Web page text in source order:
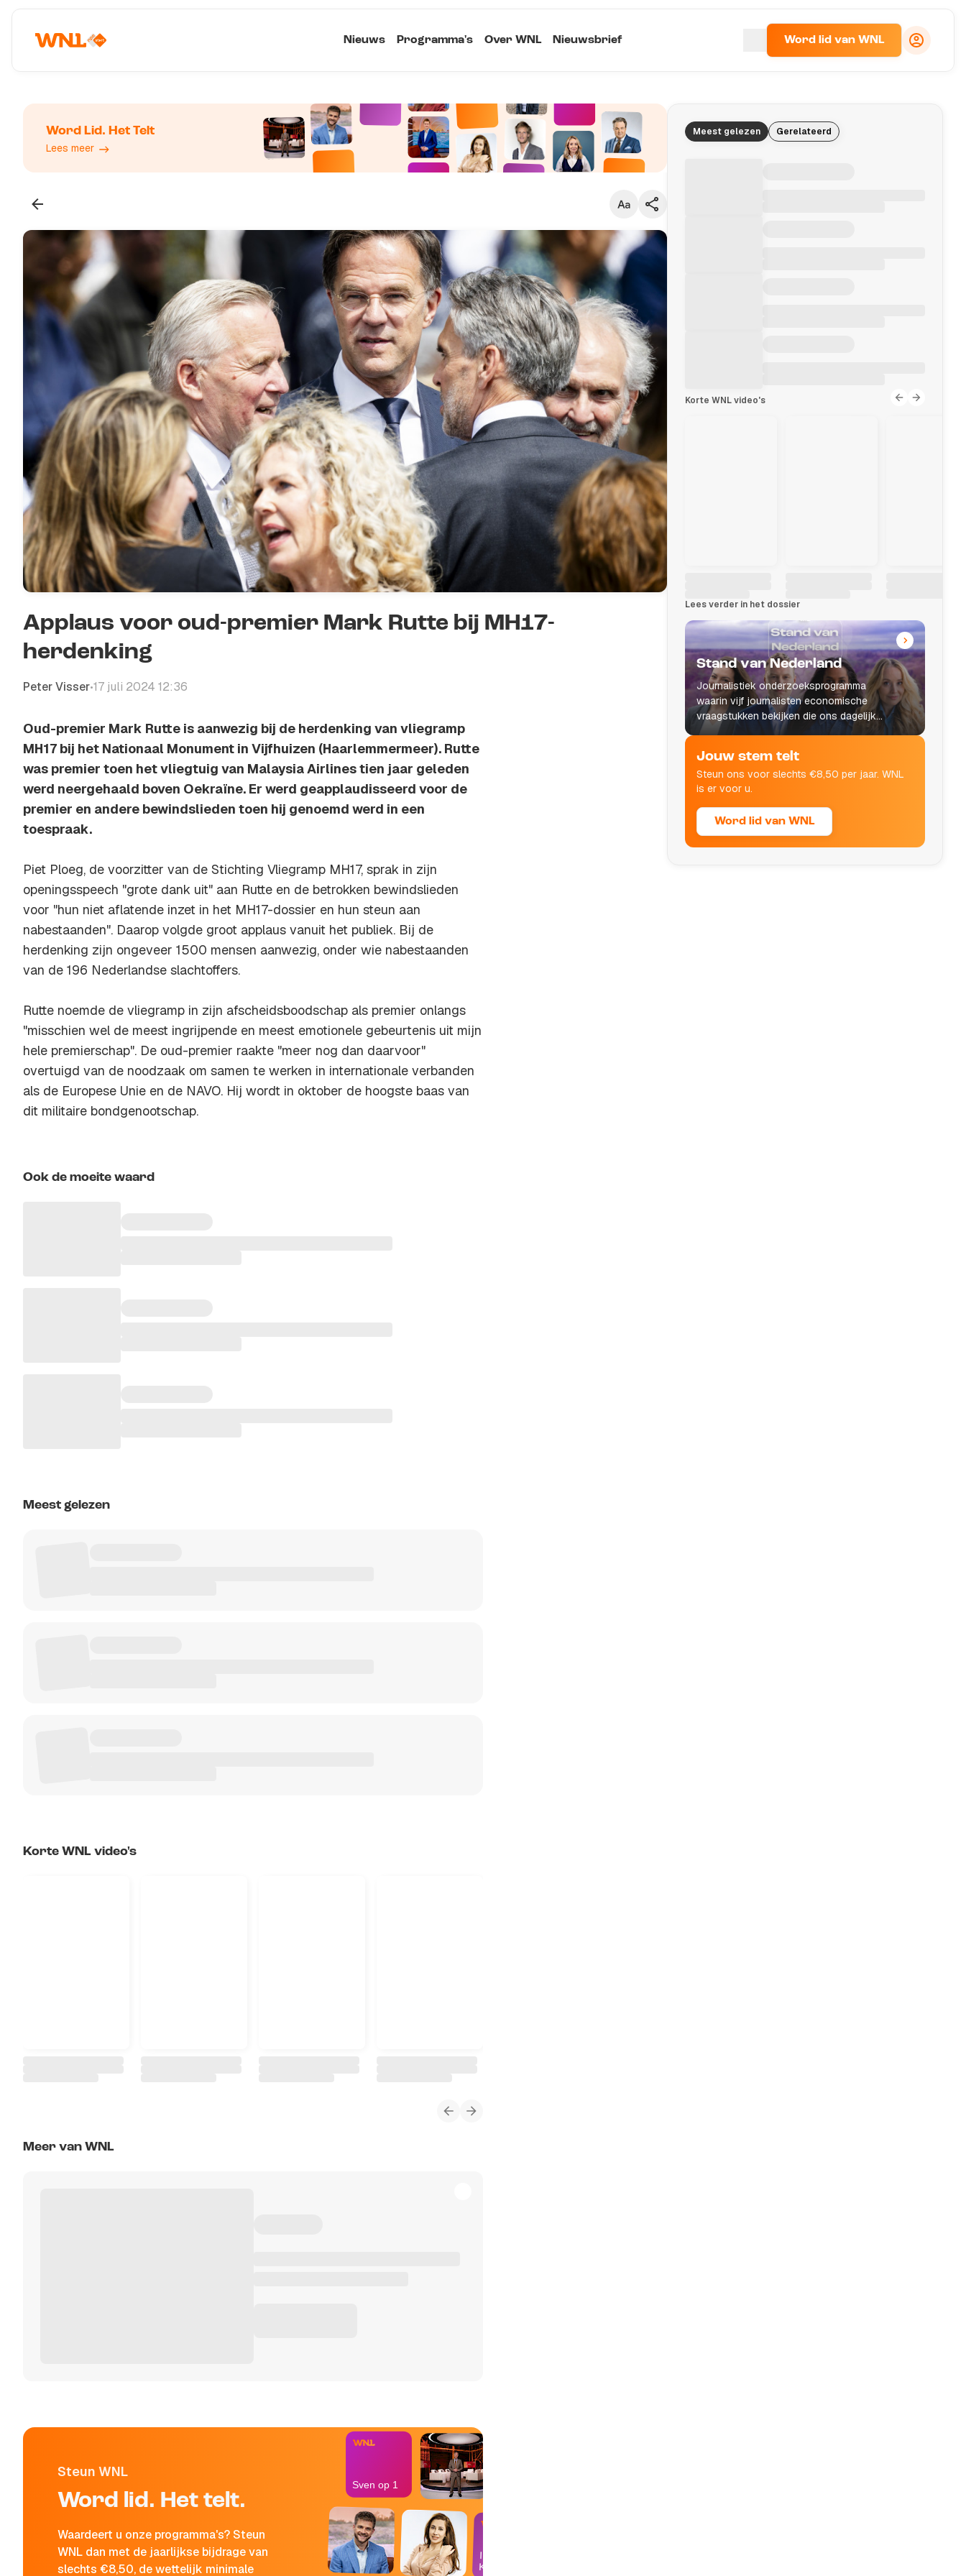
Nieuws Programma's Over WNL Nieuwsbrief Word lid van WNL
Word Lid. Het Telt
Lees meer
Klein
Standaard
Groot
Kopieer link
Applaus voor oud-premier Mark Rutte bij MH17-
herdenking
Peter Visser•17 juli 2024 12:36
Oud-premier Mark Rutte is aanwezig bij de herdenking van vliegramp
MH17 bij het Nationaal Monument in Vijfhuizen (Haarlemmermeer). Rutte
was premier toen het vliegtuig van Malaysia Airlines tien jaar geleden
werd neergehaald boven Oekraïne. Er werd geapplaudisseerd voor de
premier en andere bewindslieden toen hij genoemd werd in een
toespraak.
Piet Ploeg, de voorzitter van de Stichting Vliegramp MH17, sprak in zijn
openingsspeech "grote dank uit" aan Rutte en de betrokken bewindslieden
voor "hun niet aflatende inzet in het MH17-dossier en hun steun aan
nabestaanden". Daarop volgde groot applaus vanuit het publiek. Bij de
herdenking zijn ongeveer 1500 mensen aanwezig, onder wie nabestaanden
van de 196 Nederlandse slachtoffers.
Rutte noemde de vliegramp in zijn afscheidsboodschap als premier onlangs
"misschien wel de meest ingrijpende en meest emotionele gebeurtenis uit mijn
hele premierschap". De oud-premier raakte "meer nog dan daarvoor"
overtuigd van de noodzaak om samen te werken in internationale verbanden
als de Europese Unie en de NAVO. Hij wordt in oktober de hoogste baas van
dit militaire bondgenootschap.
Ook de moeite waard
Meest gelezen
Korte WNL video's
Meer van WNL
Steun WNL
Word lid. Het telt.
Waardeert u onze programma's? Steun
WNL dan met de jaarlijkse bijdrage van
slechts €8,50, de wettelijk minimale
In de
Kantine
Sven op 1
Meest gelezen Gerelateerd
Korte WNL video's
Lees verder in het dossier
Stand van Nederland
Journalistiek onderzoeksprogramma
waarin vijf journalisten economische
vraagstukken bekijken die ons dagelijks
leven raken.
Jouw stem telt
Steun ons voor slechts €8,50 per jaar. WNL
is er voor u.
Word lid van WNL